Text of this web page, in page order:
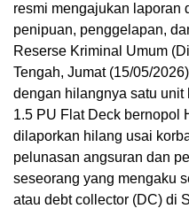
resmi mengajukan laporan
penipuan, penggelapan,
Reserse Kriminal Umum
Tengah, Jumat (15/05/
dengan hilangnya satu unit
1.5 PU Flat Deck bernopol
dilaporkan hilang usai
pelunasan angsuran dan
seseorang yang mengaku
atau debt collector (DC) di